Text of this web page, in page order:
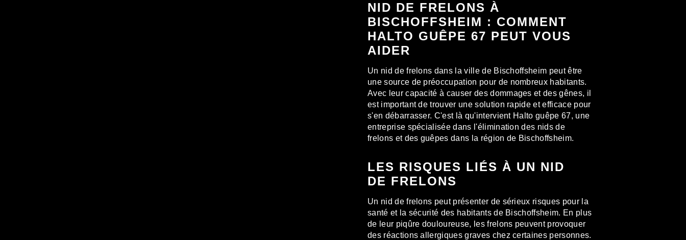
NID DE FRELONS À
BISCHOFFSHEIM : COMMENT
HALTO GUÊPE 67 PEUT VOUS
AIDER
Un nid de frelons dans la ville de Bischoffsheim peut être
une source de préoccupation pour de nombreux habitants.
Avec leur capacité à causer des dommages et des gênes, il
est important de trouver une solution rapide et efficace pour
s'en débarrasser. C'est là qu'intervient Halto guêpe 67, une
entreprise spécialisée dans l'élimination des nids de
frelons et des guêpes dans la région de Bischoffsheim.
LES RISQUES LIÉS À UN NID
DE FRELONS
Un nid de frelons peut présenter de sérieux risques pour la
santé et la sécurité des habitants de Bischoffsheim. En plus
de leur piqûre douloureuse, les frelons peuvent provoquer
des réactions allergiques graves chez certaines personnes.